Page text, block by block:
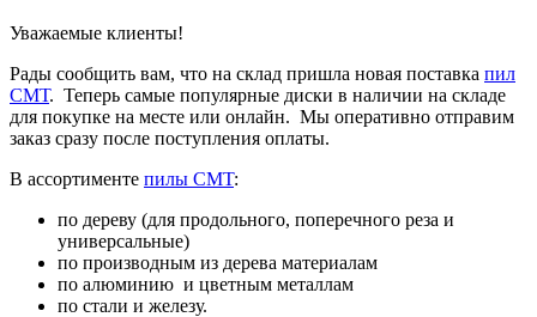
Уважаемые клиенты!
Рады сообщить вам, что на склад пришла новая поставка пил
СМТ. Теперь самые популярные диски в наличии на складе
для покупке на месте или онлайн. Мы оперативно отправим
заказ сразу после поступления оплаты.
В ассортименте пилы CMT:
по дереву (для продольного, поперечного реза и
универсальные)
по производным из дерева материалам
по алюминию и цветным металлам
по стали и железу.